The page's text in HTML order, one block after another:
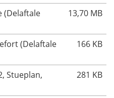
(Delaftale
13,70 MB
(Delaftale
166 KB
Stueplan,
281 KB